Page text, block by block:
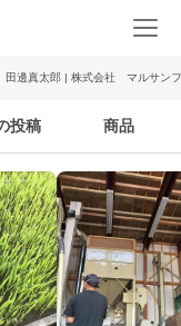
田邊真太郎 | 株式会社 マルサン
投稿 商品